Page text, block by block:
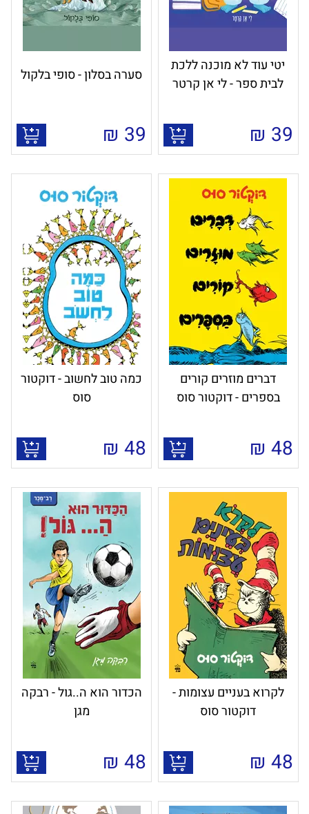
יטי עוד לא מוכנה ללכת
לבית ספר - לי אן קרטר
39
₪
סערה בסלון - סופי בלקול
39
₪
דברים מוזרים קורים
בספרים - דוקטור סוס
48
₪
כמה טוב לחשוב - דוקטור
סוס
48
₪
לקרוא בעניים עצומות -
דוקטור סוס
48
₪
הכדור הוא ה..גול - רבקה
מגן
48
₪